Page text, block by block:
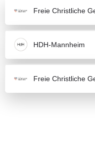
Freie Christliche
Rheinauer Ring 133
HDH-Mannheim
I robot – Ist eine KI
Pirnaer Str. 11
Freie Christliche